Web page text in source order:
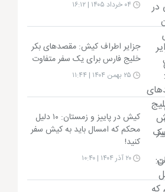
جزایر اطراف کیش: مقصدهای بکر
خلیج فارس برای یک سفر متفاوت
کیش در پاییز و زمستان: ۱۰ دلیل
محکم که امسال باید به کیش سفر
کنید!
۲۰ آذر ۱۴۰۴ | ۱۰:۴۰